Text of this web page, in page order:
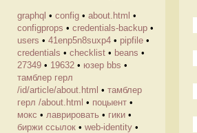
graphql • config • about.html •
configprops • credentials-backup •
users • 41enp5n8suxp4 • pipfile •
credentials • checklist • beans •
27349 • 19632 • юзер bbs •
тамблер герл
/id/article/about.html • тамблер
герл /about.html • поцыент •
мокс • лаврировать • гики •
биржи ссылок • web-identity •